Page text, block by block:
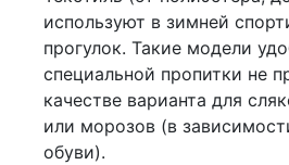
используют в зимней
прогулок. Такие модели
специальной пропитки не
качестве варианта для
или морозов (в
обуви).